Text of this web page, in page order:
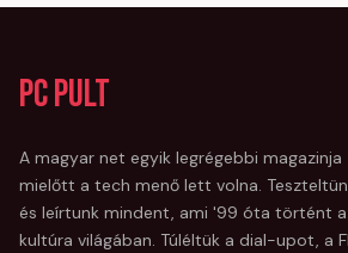
PC Pult
A magyar net egyik legrégebbi
mielőtt a tech menő lett volna.
és leírtunk mindent, ami '99 óta történt
kultúra világában. Túléltük a dial-upot, a